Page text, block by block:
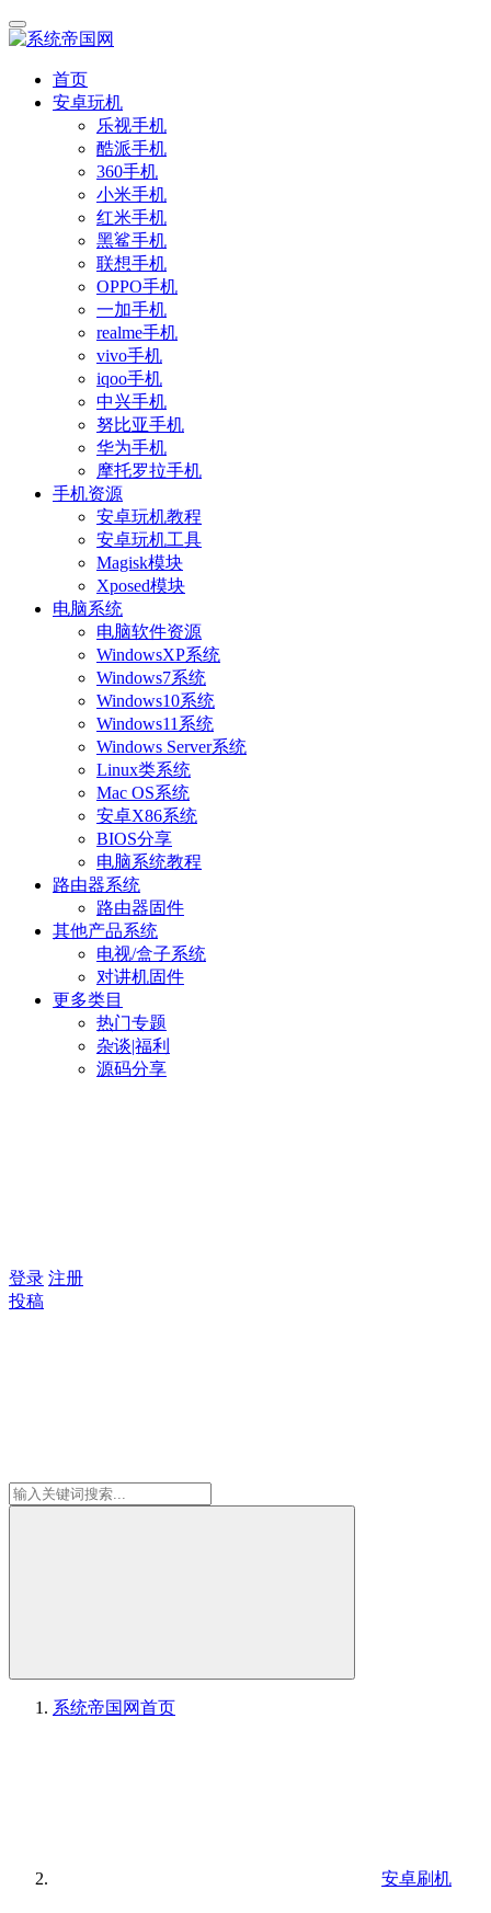
首页
安卓玩机
乐视手机
酷派手机
360手机
小米手机
红米手机
黑鲨手机
联想手机
OPPO手机
一加手机
realme手机
vivo手机
iqoo手机
中兴手机
努比亚手机
华为手机
摩托罗拉手机
手机资源
安卓玩机教程
安卓玩机工具
Magisk模块
Xposed模块
电脑系统
电脑软件资源
WindowsXP系统
Windows7系统
Windows10系统
Windows11系统
Windows Server系统
Linux类系统
Mac OS系统
安卓X86系统
BIOS分享
电脑系统教程
路由器系统
路由器固件
其他产品系统
电视/盒子系统
对讲机固件
更多类目
热门专题
杂谈|福利
源码分享
登录 注册
投稿
系统帝国网首页
安卓刷机